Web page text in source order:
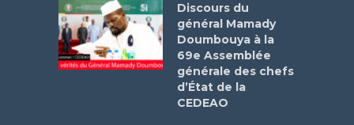
Discours du
général Mamady
Doumbouya à la
69e Assemblée
générale des chefs
d’État de la
CEDEAO